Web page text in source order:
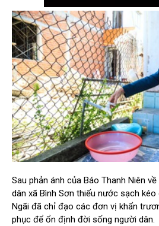
Sau phản ánh của Báo Thanh Niên
dân xã Bình Sơn thiếu nước sạch kéo
Ngãi đã chỉ đạo các đơn vị khẩn
phục để ổn định đời sống người dân.